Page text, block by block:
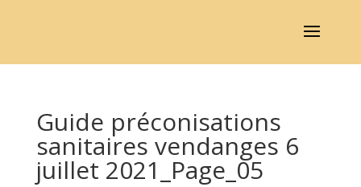
Guide préconisations
sanitaires vendanges 6
juillet 2021_Page_05